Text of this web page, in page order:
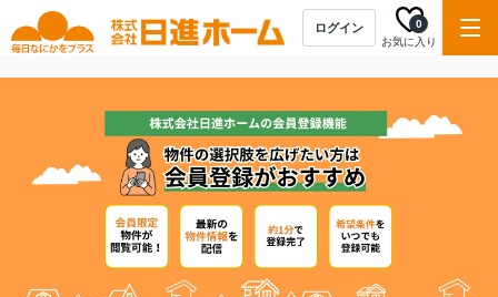
ログイン
お気に入り
0